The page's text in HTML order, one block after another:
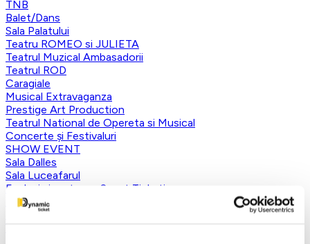
TNB
Balet/Dans
Sala Palatului
Teatru ROMEO si JULIETA
Teatrul Muzical Ambasadorii
Teatrul ROD
Caragiale
Musical Extravaganza
Prestige Art Production
Teatrul National de Opereta si Musical
Concerte și Festivaluri
SHOW EVENT
Sala Dalles
Sala Luceafarul
Exclusiv in reteaua Smart Ticketing
Ultimele 10 bilete
Teatrul Rosu
Victory of Art